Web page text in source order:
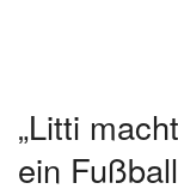
„Litti
ein